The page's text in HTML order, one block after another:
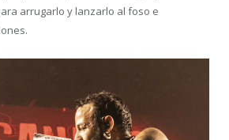
arrugarlo y lanzarlo al foso e